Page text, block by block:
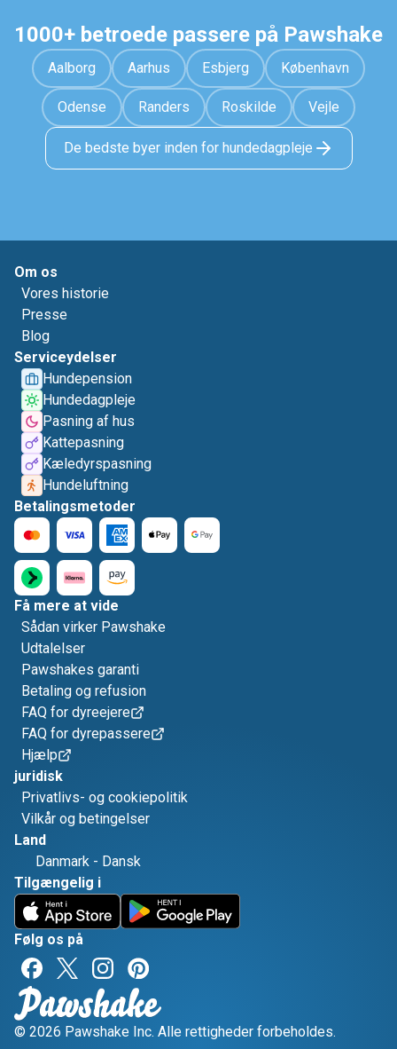
1000+ betroede passere på Pawshake
Aalborg Aarhus Esbjerg København
Odense Randers Roskilde Vejle
De bedste byer inden for hundedagpleje
Om os
Vores historie
Presse
Blog
Serviceydelser
Hundepension
Hundedagpleje
Pasning af hus
Kattepasning
Kæledyrspasning
Hundeluftning
Betalingsmetoder
Få mere at vide
Sådan virker Pawshake
Udtalelser
Pawshakes garanti
Betaling og refusion
FAQ for dyreejere
FAQ for dyrepassere
Hjælp
juridisk
Privatlivs- og cookiepolitik
Vilkår og betingelser
Land
Danmark - Dansk
Tilgængelig i
Følg os på
© 2026 Pawshake Inc. Alle rettigheder forbeholdes.